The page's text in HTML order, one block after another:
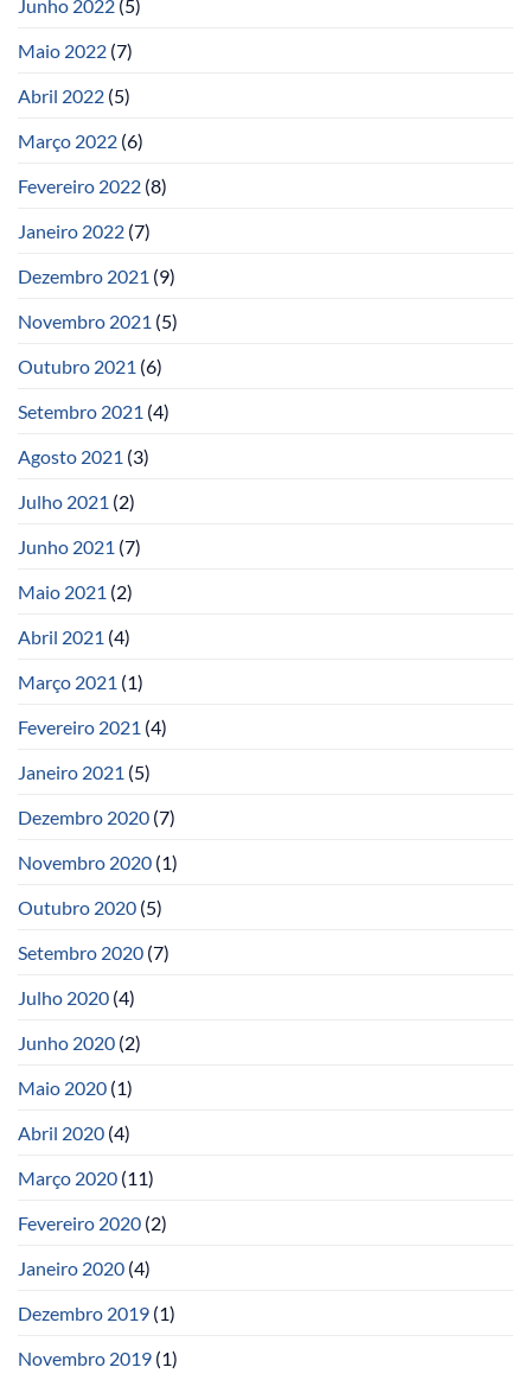
Junho 2022 (5)
Maio 2022 (7)
Abril 2022 (5)
Março 2022 (6)
Fevereiro 2022 (8)
Janeiro 2022 (7)
Dezembro 2021 (9)
Novembro 2021 (5)
Outubro 2021 (6)
Setembro 2021 (4)
Agosto 2021 (3)
Julho 2021 (2)
Junho 2021 (7)
Maio 2021 (2)
Abril 2021 (4)
Março 2021 (1)
Fevereiro 2021 (4)
Janeiro 2021 (5)
Dezembro 2020 (7)
Novembro 2020 (1)
Outubro 2020 (5)
Setembro 2020 (7)
Julho 2020 (4)
Junho 2020 (2)
Maio 2020 (1)
Abril 2020 (4)
Março 2020 (11)
Fevereiro 2020 (2)
Janeiro 2020 (4)
Dezembro 2019 (1)
Novembro 2019 (1)